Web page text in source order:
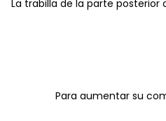
La trabilla de la parte
Para aumentar su